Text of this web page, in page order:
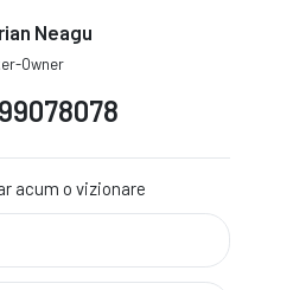
Neagu
Owner
acum o vizionare